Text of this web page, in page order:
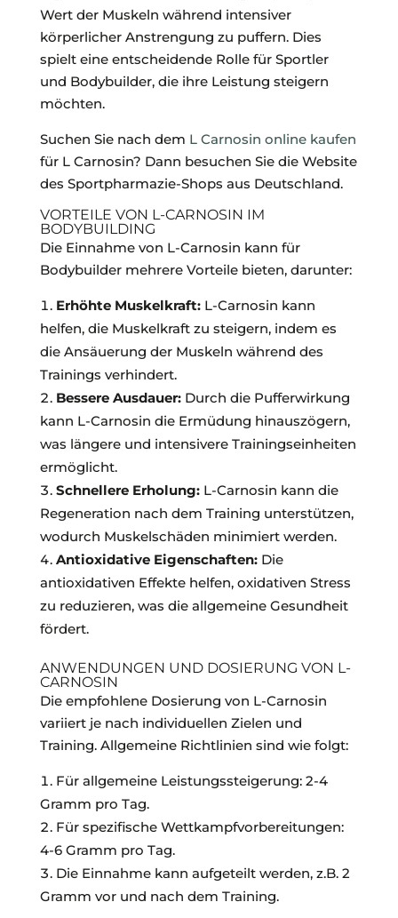
Wert der Muskeln während intensiver
körperlicher Anstrengung zu puffern. Dies
spielt eine entscheidende Rolle für Sportler
und Bodybuilder, die ihre Leistung steigern
möchten.
Suchen Sie nach dem L Carnosin online kaufen
für L Carnosin? Dann besuchen Sie die Website
des Sportpharmazie-Shops aus Deutschland.
VORTEILE VON L-CARNOSIN IM
BODYBUILDING
Die Einnahme von L-Carnosin kann für
Bodybuilder mehrere Vorteile bieten, darunter:
Erhöhte Muskelkraft:L-Carnosin kann
helfen, die Muskelkraft zu steigern, indem es
die Ansäuerung der Muskeln während des
Trainings verhindert.
Bessere Ausdauer:Durch die Pufferwirkung
kann L-Carnosin die Ermüdung hinauszögern,
was längere und intensivere Trainingseinheiten
ermöglicht.
Schnellere Erholung:L-Carnosin kann die
Regeneration nach dem Training unterstützen,
wodurch Muskelschäden minimiert werden.
Antioxidative Eigenschaften:Die
antioxidativen Effekte helfen, oxidativen Stress
zu reduzieren, was die allgemeine Gesundheit
fördert.
ANWENDUNGEN UND DOSIERUNG VON L-
CARNOSIN
Die empfohlene Dosierung von L-Carnosin
variiert je nach individuellen Zielen und
Training. Allgemeine Richtlinien sind wie folgt:
Für allgemeine Leistungssteigerung: 2-4
Gramm pro Tag.
Für spezifische Wettkampfvorbereitungen:
4-6 Gramm pro Tag.
Die Einnahme kann aufgeteilt werden, z.B. 2
Gramm vor und nach dem Training.